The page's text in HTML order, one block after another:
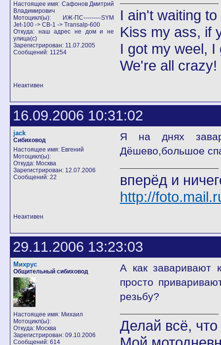
Настоящее имя: Сафонов Дмитрий
Владимирович
Мотоцикл(ы): ИЖ-ПС---------SYM
Jet-100 -> CB-1 -> Transalp-600
Откуда: наш адрес не дом и не
улица(с)
Зарегистрирован: 11.07.2005
Сообщений: 11254
I ain't waiting
Kiss my ass, if
I got my weel,
We're all
Неактивен
16.09.2006 10:31:02
jack
Сибиховод
Настоящее имя: Евгений
Мотоцикл(ы):
Откуда: Москва
Зарегистрирован: 12.07.2006
Сообщений: 22
Я на днях
Дёшево,большое
вперёд и
http://
Неактивен
29.11.2006 13:23:03
Михрус
Общительный сибиховод
Настоящее имя: Михаил
Мотоцикл(ы):
Откуда: Москва
Зарегистрирован: 09.10.2006
Сообщений: 614
А как заваривают
просто
резьбу?
Делай всё, что